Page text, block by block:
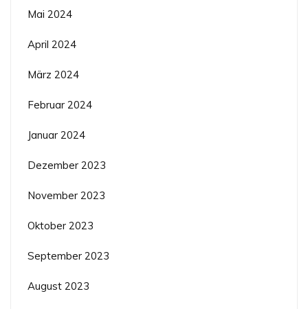
Mai 2024
April 2024
März 2024
Februar 2024
Januar 2024
Dezember 2023
November 2023
Oktober 2023
September 2023
August 2023